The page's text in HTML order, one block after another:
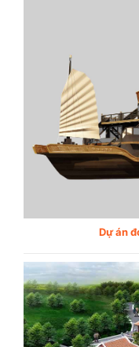
Dự án